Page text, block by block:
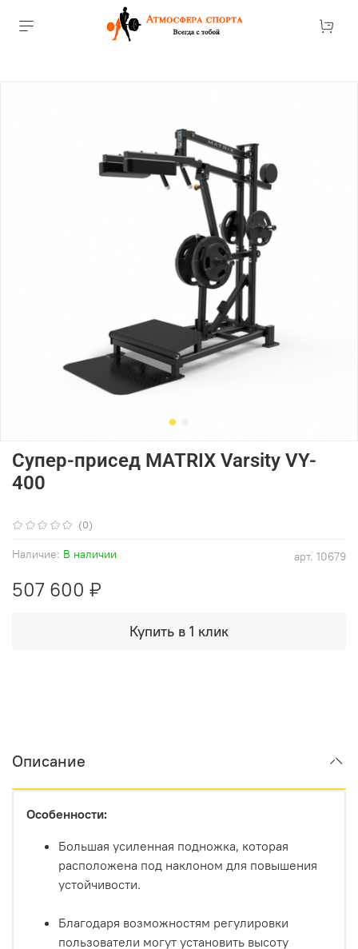
(0)
арт. 10679
Наличие: В наличии
Супер-присед MATRIX Varsity VY-
400
507 600 ₽
Купить в 1 клик
Описание
Особенности:
Большая усиленная подножка, которая
расположена под наклоном для повышения
устойчивости.
Благодаря возможностям регулировки
пользователи могут установить высоту